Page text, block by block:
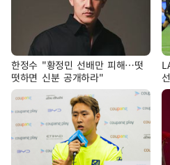
한정수 "황정민 선배만 피해…떳
떳하면 신분 공개하라"